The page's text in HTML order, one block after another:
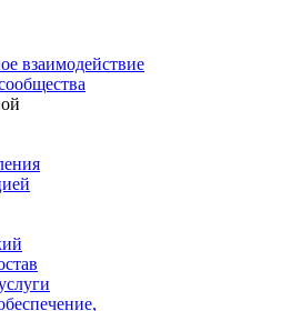
взаимодействие